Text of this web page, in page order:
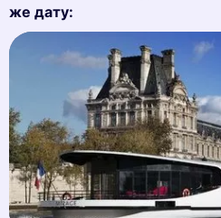
же дату: